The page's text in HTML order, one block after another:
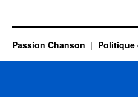
Passion Chanson